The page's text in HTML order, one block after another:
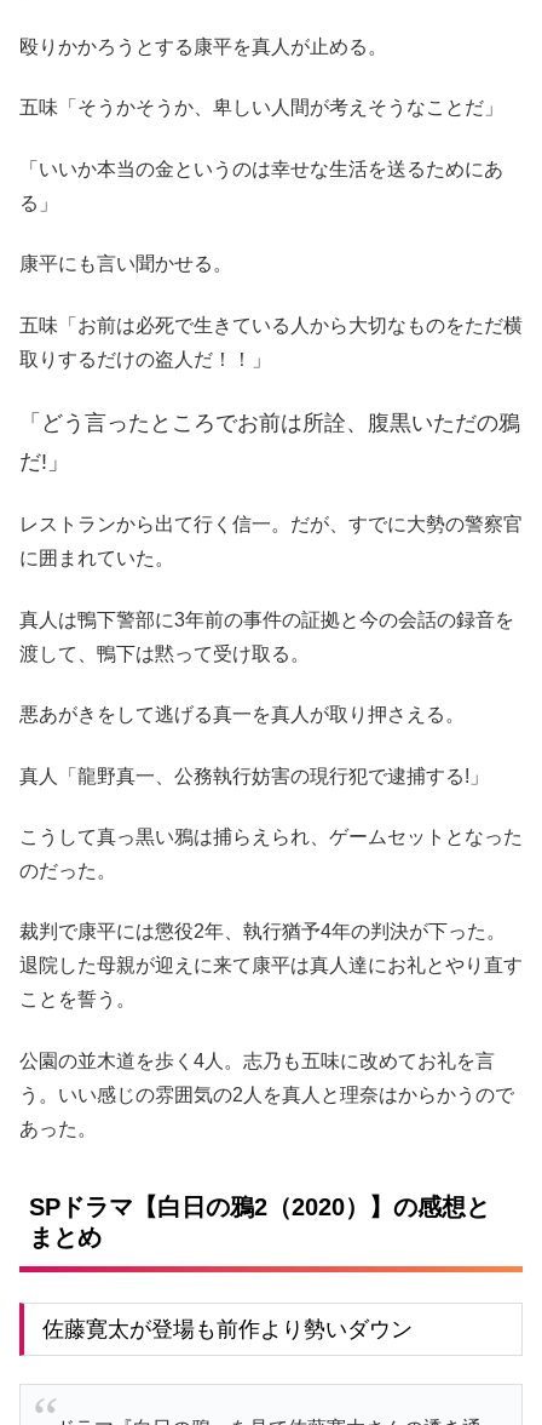
殴りかかろうとする康平を真人が止める。
五味「そうかそうか、卑しい人間が考えそうなことだ」
「いいか本当の金というのは幸せな生活を送るためにあ
る」
康平にも言い聞かせる。
五味「お前は必死で生きている人から大切なものをただ横
取りするだけの盗人だ！！」
「どう言ったところでお前は所詮、腹黒いただの鴉
だ!」
レストランから出て行く信一。だが、すでに大勢の警察官
に囲まれていた。
真人は鴨下警部に3年前の事件の証拠と今の会話の録音を
渡して、鴨下は黙って受け取る。
悪あがきをして逃げる真一を真人が取り押さえる。
真人「龍野真一、公務執行妨害の現行犯で逮捕する!」
こうして真っ黒い鴉は捕らえられ、ゲームセットとなった
のだった。
裁判で康平には懲役2年、執行猶予4年の判決が下った。
退院した母親が迎えに来て康平は真人達にお礼とやり直す
ことを誓う。
公園の並木道を歩く4人。志乃も五味に改めてお礼を言
う。いい感じの雰囲気の2人を真人と理奈はからかうので
あった。
SPドラマ【白日の鴉2（2020）】の感想と
まとめ
佐藤寛太が登場も前作より勢いダウン